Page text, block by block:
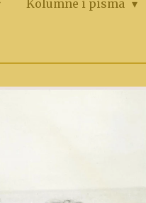
Kolumne i pisma